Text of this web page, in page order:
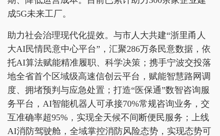
成5G未来工厂。
助力社会治理现代化提效。与市人大共建“浙里甬人
大AI民情民意中心平台”，汇聚286万条民意数据，依
托AI算法赋能精准履职、科学决策；携手宁波交投落
地全省首个区域级高速信创云平台，赋能智慧路网调
度、拥堵预判与应急处置；打造“医保通”数智咨询服
务平台，AI智能机器人可承接70%常规咨询业务，交
互准确率超95%，实现全天候不间断便民服务；上线
AI消防驾驶舱，全域掌控消防风险态势，实现态势可